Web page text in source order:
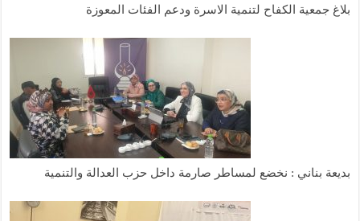
بلاغ جمعية الكفاح لتنمية الاسرة ودعم الفئات المعوزة
بديعة بناني : نخضع لمساطر صارمة داخل حزب العدالة والتنمية